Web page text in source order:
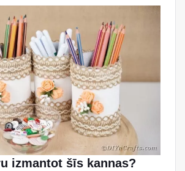
izmantot šīs kannas?